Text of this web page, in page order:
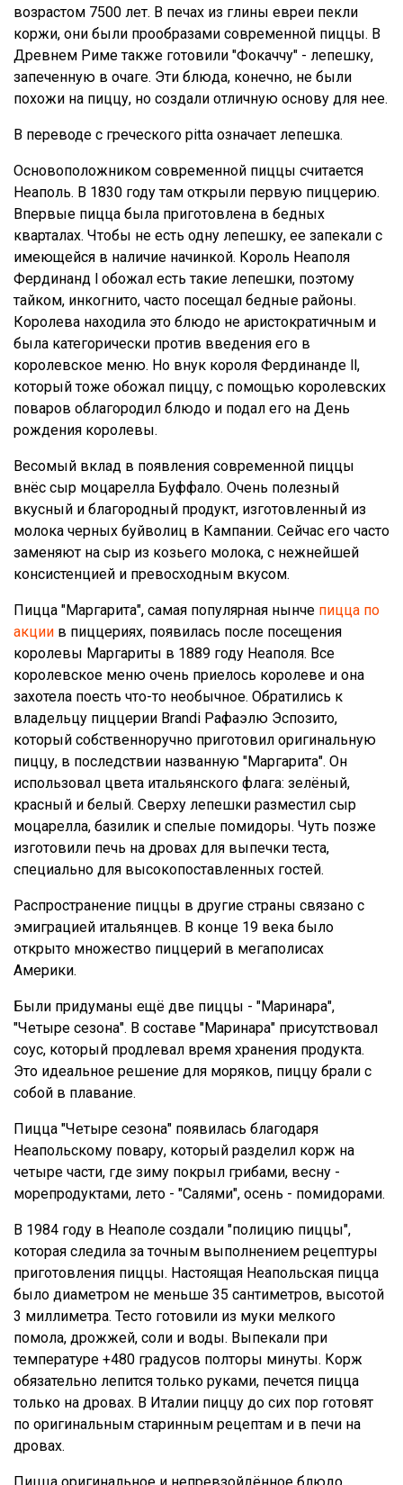
возрастом 7500 лет. В печах из глины евреи пекли
коржи, они были прообразами современной пиццы. В
Древнем Риме также готовили "Фокаччу" - лепешку,
запеченную в очаге. Эти блюда, конечно, не были
похожи на пиццу, но создали отличную основу для нее.
В переводе с греческого pitta означает лепешка.
Основоположником современной пиццы считается
Неаполь. В 1830 году там открыли первую пиццерию.
Впервые пицца была приготовлена в бедных
кварталах. Чтобы не есть одну лепешку, ее запекали с
имеющейся в наличие начинкой. Король Неаполя
Фердинанд l обожал есть такие лепешки, поэтому
тайком, инкогнито, часто посещал бедные районы.
Королева находила это блюдо не аристократичным и
была категорически против введения его в
королевское меню. Но внук короля Фердинанде ll,
который тоже обожал пиццу, с помощью королевских
поваров облагородил блюдо и подал его на День
рождения королевы.
Весомый вклад в появления современной пиццы
внёс сыр моцарелла Буффало. Очень полезный
вкусный и благородный продукт, изготовленный из
молока черных буйволиц в Кампании. Сейчас его часто
заменяют на сыр из козьего молока, с нежнейшей
консистенцией и превосходным вкусом.
Пицца "Маргарита", самая популярная нынче пицца по
акции в пиццериях, появилась после посещения
королевы Маргариты в 1889 году Неаполя. Все
королевское меню очень приелось королеве и она
захотела поесть что-то необычное. Обратились к
владельцу пиццерии Brandi Рафаэлю Эспозито,
который собственноручно приготовил оригинальную
пиццу, в последствии названную "Маргарита". Он
использовал цвета итальянского флага: зелёный,
красный и белый. Сверху лепешки разместил сыр
моцарелла, базилик и спелые помидоры. Чуть позже
изготовили печь на дровах для выпечки теста,
специально для высокопоставленных гостей.
Распространение пиццы в другие страны связано с
эмиграцией итальянцев. В конце 19 века было
открыто множество пиццерий в мегаполисах
Америки.
Были придуманы ещё две пиццы - "Маринара",
"Четыре сезона". В составе "Маринара" присутствовал
соус, который продлевал время хранения продукта.
Это идеальное решение для моряков, пиццу брали с
собой в плавание.
Пицца "Четыре сезона" появилась благодаря
Неапольскому повару, который разделил корж на
четыре части, где зиму покрыл грибами, весну -
морепродуктами, лето - "Салями", осень - помидорами.
В 1984 году в Неаполе создали "полицию пиццы",
которая следила за точным выполнением рецептуры
приготовления пиццы. Настоящая Неапольская пицца
было диаметром не меньше 35 сантиметров, высотой
3 миллиметра. Тесто готовили из муки мелкого
помола, дрожжей, соли и воды. Выпекали при
температуре +480 градусов полторы минуты. Корж
обязательно лепится только руками, печется пицца
только на дровах. В Италии пиццу до сих пор готовят
по оригинальным старинным рецептам и в печи на
дровах.
Пицца оригинальное и непревзойдённое блюдо,